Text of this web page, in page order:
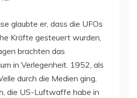
glaubte er, dass die UFOs
Kräfte gesteuert wurden,
brachten das
in Verlegenheit. 1952, als
durch die Medien ging,
die US-Luftwaffe habe in